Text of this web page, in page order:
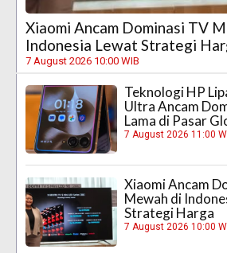
Xiaomi Ancam Dominasi TV
Indonesia Lewat Strategi
7 August 2026 10:00 WIB
Teknologi HP
Ultra Ancam
Lama di Pasar
7 August 2026 11:00
Xiaomi Ancam
Mewah di
Strategi Harga
7 August 2026 10:00